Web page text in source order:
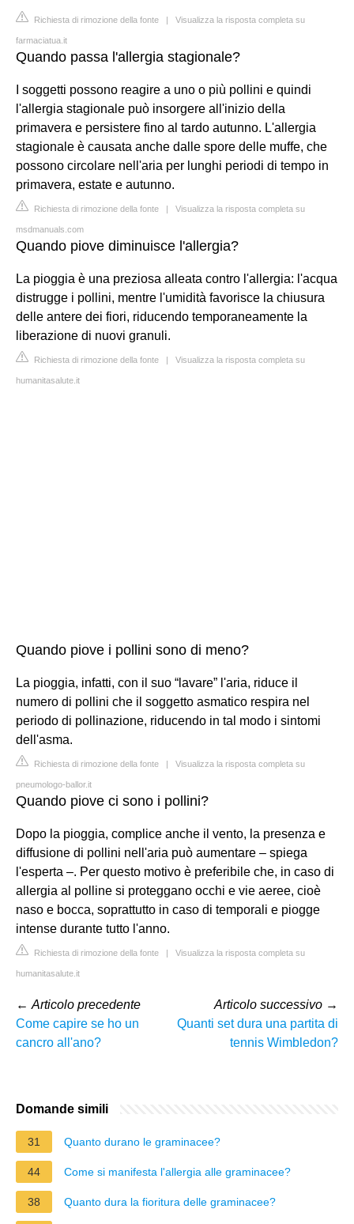
Richiesta di rimozione della fonte | Visualizza la risposta completa su
farmaciatua.it
Quando passa l'allergia stagionale?
I soggetti possono reagire a uno o più pollini e quindi
l'allergia stagionale può insorgere all'inizio della
primavera e persistere fino al tardo autunno. L'allergia
stagionale è causata anche dalle spore delle muffe, che
possono circolare nell'aria per lunghi periodi di tempo in
primavera, estate e autunno.
Richiesta di rimozione della fonte | Visualizza la risposta completa su
msdmanuals.com
Quando piove diminuisce l'allergia?
La pioggia è una preziosa alleata contro l'allergia: l'acqua
distrugge i pollini, mentre l'umidità favorisce la chiusura
delle antere dei fiori, riducendo temporaneamente la
liberazione di nuovi granuli.
Richiesta di rimozione della fonte | Visualizza la risposta completa su
humanitasalute.it
Quando piove i pollini sono di meno?
La pioggia, infatti, con il suo “lavare” l'aria, riduce il
numero di pollini che il soggetto asmatico respira nel
periodo di pollinazione, riducendo in tal modo i sintomi
dell'asma.
Richiesta di rimozione della fonte | Visualizza la risposta completa su
pneumologo-ballor.it
Quando piove ci sono i pollini?
Dopo la pioggia, complice anche il vento, la presenza e
diffusione di pollini nell'aria può aumentare – spiega
l'esperta –. Per questo motivo è preferibile che, in caso di
allergia al polline si proteggano occhi e vie aeree, cioè
naso e bocca, soprattutto in caso di temporali e piogge
intense durante tutto l'anno.
Richiesta di rimozione della fonte | Visualizza la risposta completa su
humanitasalute.it
← Articolo precedente
Come capire se ho un
cancro all'ano?
Articolo successivo →
Quanti set dura una partita di
tennis Wimbledon?
Domande simili
31 Quanto durano le graminacee?
44 Come si manifesta l'allergia alle graminacee?
38 Quanto dura la fioritura delle graminacee?